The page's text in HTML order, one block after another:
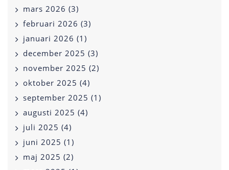
mars 2026 (3)
februari 2026 (3)
januari 2026 (1)
december 2025 (3)
november 2025 (2)
oktober 2025 (4)
september 2025 (1)
augusti 2025 (4)
juli 2025 (4)
juni 2025 (1)
maj 2025 (2)